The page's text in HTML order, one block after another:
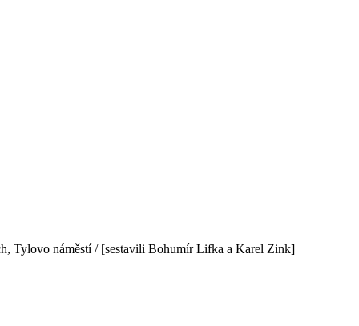
Tylovo náměstí / [sestavili Bohumír Lifka a Karel Zink]